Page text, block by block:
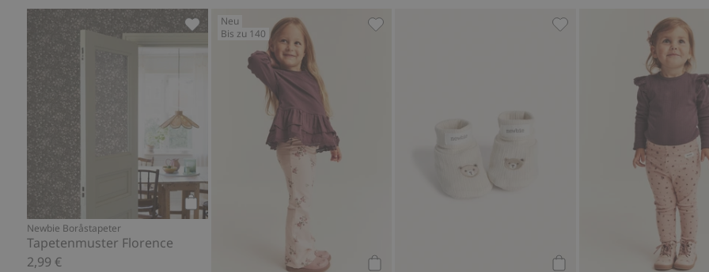
Kaufen
Newbie Boråstapeter
Tapetenmuster Florence
2,99 €
Tapetenmuster Florence, Zu Favoriten hinzufügen
Neu
Bis zu 140
Langärmeliges Oberteil mit Rüsche, Zu Favoriten
Flauschige Booties mit